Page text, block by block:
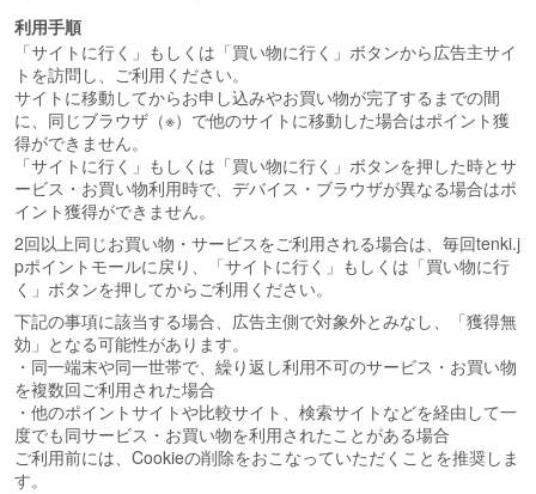
利用手順
「サイトに行く」もしくは「買い物に行く」ボタンから広告主サイ
トを訪問し、ご利用ください。
サイトに移動してからお申し込みやお買い物が完了するまでの間
に、同じブラウザ（※）で他のサイトに移動した場合はポイント獲
得ができません。
「サイトに行く」もしくは「買い物に行く」ボタンを押した時とサ
ービス・お買い物利用時で、デバイス・ブラウザが異なる場合はポ
イント獲得ができません。
2回以上同じお買い物・サービスをご利用される場合は、毎回tenki.j
pポイントモールに戻り、「サイトに行く」もしくは「買い物に行
く」ボタンを押してからご利用ください。
下記の事項に該当する場合、広告主側で対象外とみなし、「獲得無
効」となる可能性があります。
・同一端末や同一世帯で、繰り返し利用不可のサービス・お買い物
を複数回ご利用された場合
・他のポイントサイトや比較サイト、検索サイトなどを経由して一
度でも同サービス・お買い物を利用されたことがある場合
ご利用前には、Cookieの削除をおこなっていただくことを推奨しま
す。